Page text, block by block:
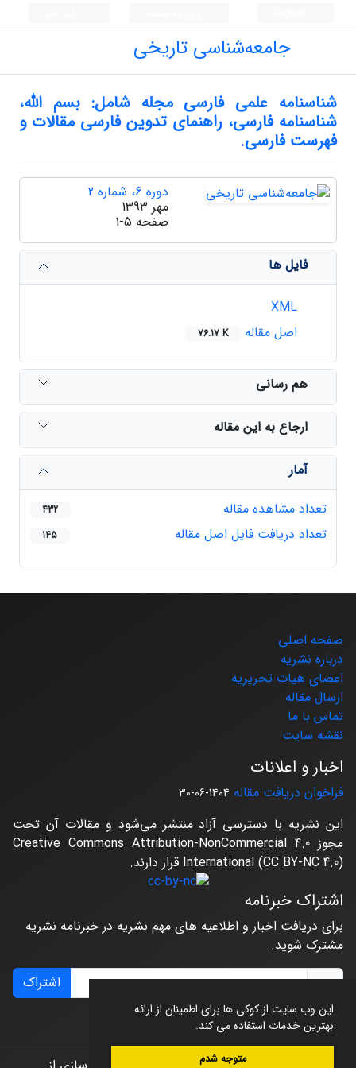
این وب سایت از کوکی ها برای اطمینان از ارائه
بهترین خدمات استفاده می کند.
متوجه شدم
جامعه‌شناسی تاریخی
شناسنامه علمی فارسی مجله شامل: بسم الله،
شناسنامه فارسی، راهنمای تدوین فارسی مقالات و
فهرست فارسی.
دوره 6، شماره 2
مهر 1393
صفحه 1-5
فایل ها
اصل مقاله
76.17 K
هم رسانی
ارجاع به این مقاله
آمار
تعداد مشاهده مقاله
432
تعداد دریافت فایل اصل مقاله 145
صفحه اصلی
درباره نشریه
اعضای هیات تحریریه
ارسال مقاله
تماس با ما
نقشه سایت
اخبار و اعلانات
فراخوان دریافت مقاله 1404-06-30
این نشریه با دسترسی آزاد منتشر می‌شود و مقالات آن تحت
مجوز Creative Commons Attribution-NonCommercial 4.0
International (CC BY-NC 4.0) قرار دارند.
اشتراک خبرنامه
برای دریافت اخبار و اطلاعیه های مهم نشریه در خبرنامه نشریه
مشترک شوید.
اشتراک